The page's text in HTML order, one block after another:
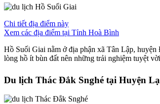
Chi tiết địa điểm này
Xem các địa điểm tại Tỉnh Hoà Bình
Hồ Suối Giai nằm ở địa phận xã Tân Lập,
lòng hồ ít bùn đất nên những trải nghiệm tuyệt
Du lịch Thác Đắk Snghé tại Huyện